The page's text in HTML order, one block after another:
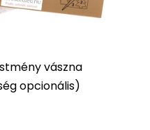
vászna
opcionális)